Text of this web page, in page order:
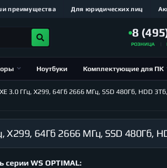
преимущества Для юридических лиц
8
РОЗНИЦА
Ноутбуки Комплектующие для ПК
3.0 ГГц, X299, 64Гб 2666 МГц, SSD 480Гб, HDD
серии WS OPTIMAL: